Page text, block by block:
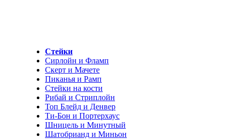
Стейки
Сирлойн и Фламп
Скерт и Мачете
Пиканья и Рамп
Стейки на кости
Рибай и Стриплойн
Топ Блейд и Денвер
Ти-Бон и Портерхаус
Шницель и Минутный
Шатобрианд и Миньон